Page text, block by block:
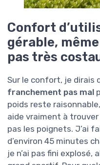
Confort
gérable, même
pas très
Sur le confort, je dirais
franchement pas mal
poids reste
aide vraiment à
pas les poignets. J’ai
d’environ 45 minutes
je n’ai pas fini explosé,